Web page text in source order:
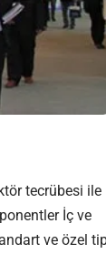
tecrübesi ile
İç ve
ve özel